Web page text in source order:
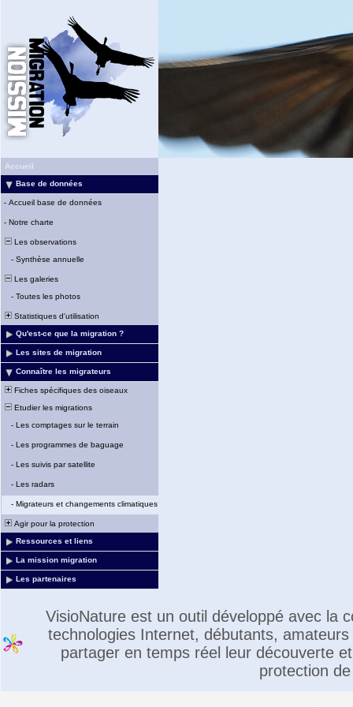
Accueil
Base de données
- Accueil base de données
- Notre charte
Les observations
- Synthèse annuelle
Les galeries
- Toutes les photos
Statistiques d'utilisation
Qu'est-ce que la migration ?
Les sites de migration
Connaître les migrateurs
Fiches spécifiques des oiseaux
Etudier les migrations
- Les comptages sur le terrain
- Les programmes de baguage
- Les suivis par satellite
- Les radars
- Migrateurs et changements climatiques
Agir pour la protection
Ressources et liens
La mission migration
Les partenaires
VisioNature est un outil développé avec la
technologies Internet, débutants,
partager en temps réel leur découverte
protection